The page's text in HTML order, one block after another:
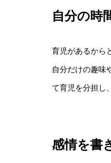
自分の時
育児があるから
自分だけの趣味
て育児を分担し
感情を書